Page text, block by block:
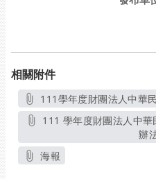
相關附件
111學年度財團法人中華
辦
海報